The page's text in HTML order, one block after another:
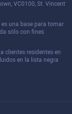
VC0100, St. Vincent
una base para tomar
sólo con fines
clientes residentes en
en la lista negra